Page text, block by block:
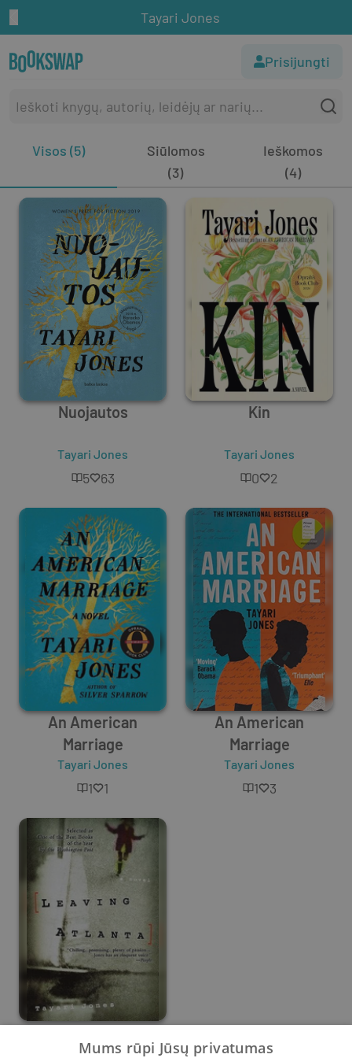
Tayari Jones
Prisijungti
Visos (5)
Siūlomos
(3)
Ieškomos
(4)
Nuojautos
Tayari Jones
5 63
Kin
Tayari Jones
0 2
An American
Marriage
Tayari Jones
1 1
An American
Marriage
Tayari Jones
1 3
Mums rūpi Jūsų privatumas